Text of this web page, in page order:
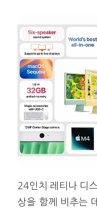
24인치 레티나 디
상을 함께 비추는